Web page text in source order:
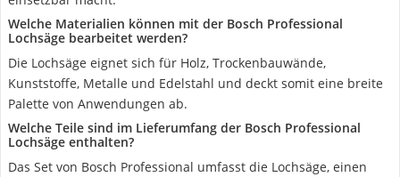
Welche Materialien können mit der Bosch Professional
Lochsäge bearbeitet werden?
Die Lochsäge eignet sich für Holz, Trockenbauwände,
Kunststoffe, Metalle und Edelstahl und deckt somit eine breite
Palette von Anwendungen ab.
Welche Teile sind im Lieferumfang der Bosch Professional
Lochsäge enthalten?
Das Set von Bosch Professional umfasst die Lochsäge, einen